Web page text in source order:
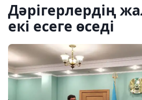
Дәрігерлердің
екі есеге өседі